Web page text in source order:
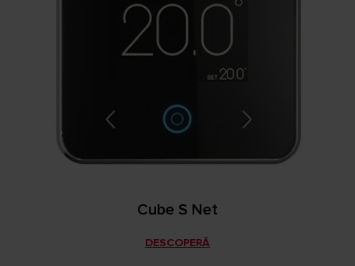
Cube S Net
DESCOPERĂ